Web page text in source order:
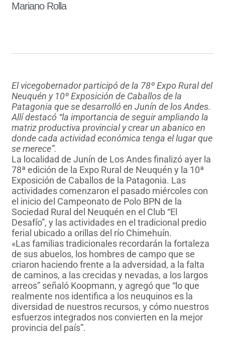
Mariano Rolla
El vicegobernador participó de la 78º Expo Rural del
Neuquén y 10º Exposición de Caballos de la
Patagonia que se desarrolló en Junín de los Andes.
Allí destacó “la importancia de seguir ampliando la
matriz productiva provincial y crear un abanico en
donde cada actividad económica tenga el lugar que
se merece”.
La localidad de Junín de Los Andes finalizó ayer la
78ª edición de la Expo Rural de Neuquén y la 10ª
Exposición de Caballos de la Patagonia. Las
actividades comenzaron el pasado miércoles con
el inicio del Campeonato de Polo BPN de la
Sociedad Rural del Neuquén en el Club “El
Desafío”, y las actividades en el tradicional predio
ferial ubicado a orillas del río Chimehuín.
«Las familias tradicionales recordarán la fortaleza
de sus abuelos, los hombres de campo que se
criaron haciendo frente a la adversidad, a la falta
de caminos, a las crecidas y nevadas, a los largos
arreos” señaló Koopmann, y agregó que “lo que
realmente nos identifica a los neuquinos es la
diversidad de nuestros recursos, y cómo nuestros
esfuerzos integrados nos convierten en la mejor
provincia del país”.